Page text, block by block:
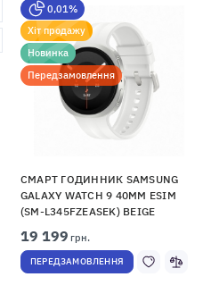
0,01%
Хіт продажу
Новинка
Передзамовлення
СМАРТ ГОДИННИК SAMSUNG
GALAXY WATCH 9 40MM ESIM
(SM-L345FZEASEK) BEIGE
19 199 грн.
ПЕРЕДЗАМОВЛЕННЯ